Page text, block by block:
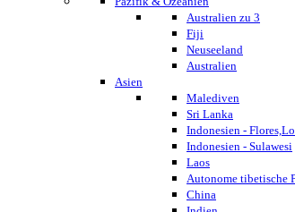
Australien zu 3
Fiji
Neuseeland
Australien
Asien
Malediven
Sri Lanka
Indonesien -
Indonesien - Sulawesi
Laos
Autonome tibetische
China